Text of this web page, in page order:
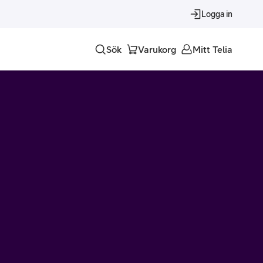
Logga in
Sök Varukorg Mitt Telia